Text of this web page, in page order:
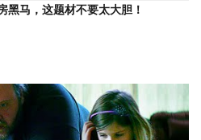
黑马，这题材不要太大胆！